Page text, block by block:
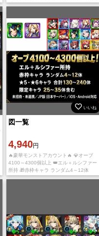
🧸即対応！初期アカウント 🧸即購入大歓
いいね
図一覧
4,940円
🔥豪華モンストアカウント🔥 💎オーブ
4100～4300個以上 👑エル＋ルシファー
所持 🎁赤枠キャラ ランダム4～12体
⭐★5・★6キャラ合計130～240体 ✨限定